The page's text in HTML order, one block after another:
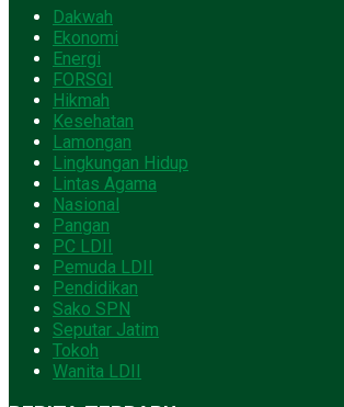
Dakwah
Ekonomi
Energi
FORSGI
Hikmah
Kesehatan
Lamongan
Lingkungan Hidup
Lintas Agama
Nasional
Pangan
PC LDII
Pemuda LDII
Pendidikan
Sako SPN
Seputar Jatim
Tokoh
Wanita LDII